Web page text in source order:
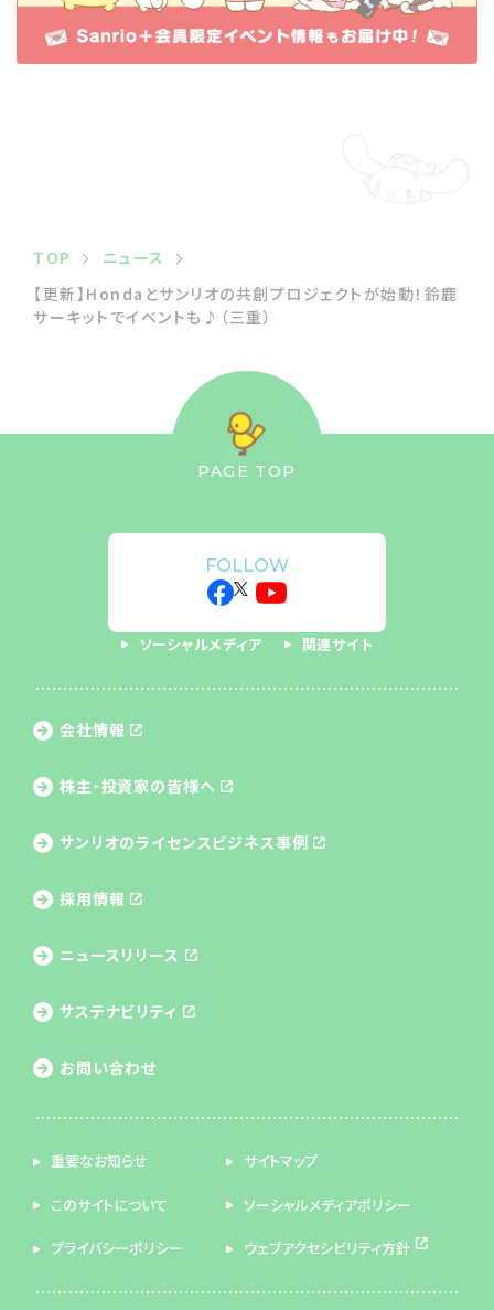
TOP
ニュース
【更新】Hondaとサンリオの共創プロジェクトが始動！鈴鹿
サーキットでイベントも♪（三重）
PAGE TOP
FOLLOW
ソーシャルメディア 関連サイト
会社情報
株主・投資家の皆様へ
サンリオのライセンス ビジネス事例
採用情報
ニュースリリース
サステナビリティ
お問い合わせ
重要なお知らせ サイトマップ
このサイトについて ソーシャルメディアポリシー
プライバシーポリシー ウェブアクセシビリティ方針